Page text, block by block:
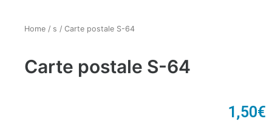
Home / s / Carte postale S-64
Carte postale S-64
1,50€